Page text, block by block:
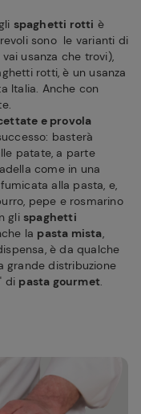
spaghetti rotti è
sono le varianti di
usanza che trovi),
rotti, è un usanza
Italia. Anche con
e provola
basterà
patate, a parte
come in una
alla pasta, e,
pepe e rosmarino
gli spaghetti
la pasta mista,
è da qualche
grande distribuzione
di pasta gourmet.